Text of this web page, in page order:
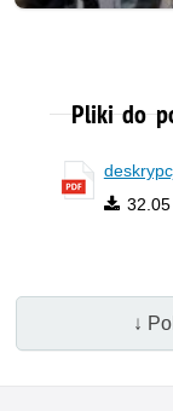
Pliki do
32.05
↓